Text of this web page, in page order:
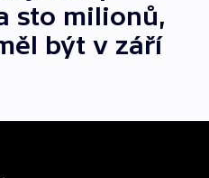
sto milionů,
být v září